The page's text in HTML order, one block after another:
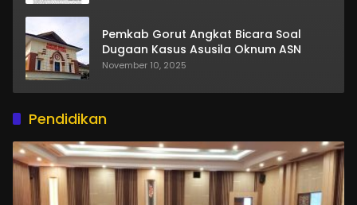
Pemkab Gorut Angkat Bicara Soal
Dugaan Kasus Asusila Oknum ASN
November 10, 2025
Pendidikan